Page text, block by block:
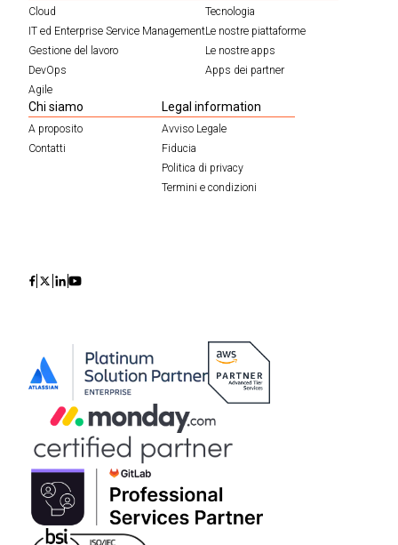
Cloud
IT ed Enterprise Service Management
Gestione del lavoro
DevOps
Agile
Tecnologia
Le nostre piattaforme
Le nostre apps
Apps dei partner
Chi siamo
A proposito
Contatti
Legal information
Avviso Legale
Fiducia
Politica di privacy
Termini e condizioni
IconIconIconIcon